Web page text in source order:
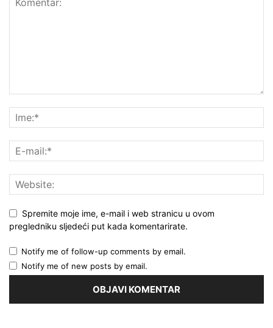
Spremite moje ime, e-mail i web stranicu u ovom
pregledniku sljedeći put kada komentarirate.
Notify me of follow-up comments by email.
Notify me of new posts by email.